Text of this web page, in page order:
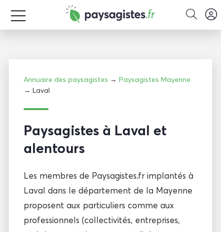
Annuaire des paysagistes → Paysagistes Mayenne
→ Laval
Paysagistes à Laval et
alentours
Les membres de Paysagistes.fr implantés à
Laval dans le département de la Mayenne
proposent aux particuliers comme aux
professionnels (collectivités, entreprises,